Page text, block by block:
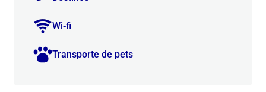
Wi-fi
Transporte de pets